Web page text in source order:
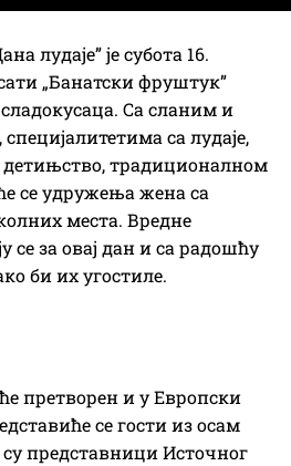
лудаје” је субота 16.
„Банатски фруштук”
Са сланим и
са лудаје,
детињство, традиционалном
се удружења жена са
места. Вредне
се за овај дан и са радошћу
би их угостиле.
претворен и у Европски
се гости из осам
представници Источног